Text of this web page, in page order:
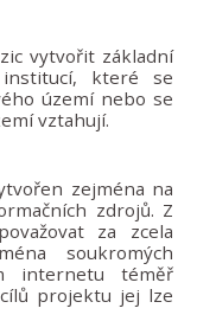
vytvořit základní
které se
území nebo se
vztahují.
zejména na
zdrojů. Z
za zcela
soukromých
internetu téměř
projektu jej lze